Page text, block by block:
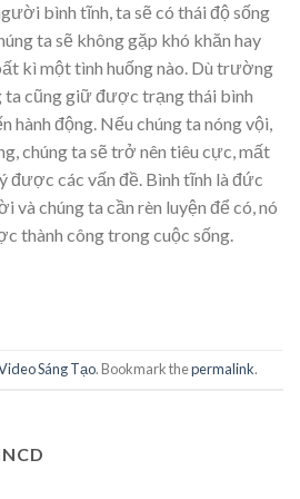
bình tĩnh, ta sẽ có thái độ sống
ta sẽ không gặp khó khăn hay
kì một tình huống nào. Dù trường
ta cũng giữ được trạng thái bình
hành động. Nếu chúng ta nóng vội,
chúng ta sẽ trở nên tiêu cực, mất
được các vấn đề. Bình tĩnh là đức
và chúng ta cần rèn luyện để có, nó
thành công trong cuộc sống.
Sáng Tạo. Bookmark thepermalink.